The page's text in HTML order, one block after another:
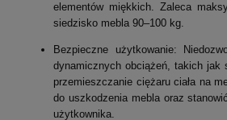
elementów miękkich. Zaleca
siedzisko mebla 90–100 kg.
Bezpieczne użytkowanie:
dynamicznych obciążeń, takich jak
przemieszczanie ciężaru ciała na
do uszkodzenia mebla oraz
użytkownika.